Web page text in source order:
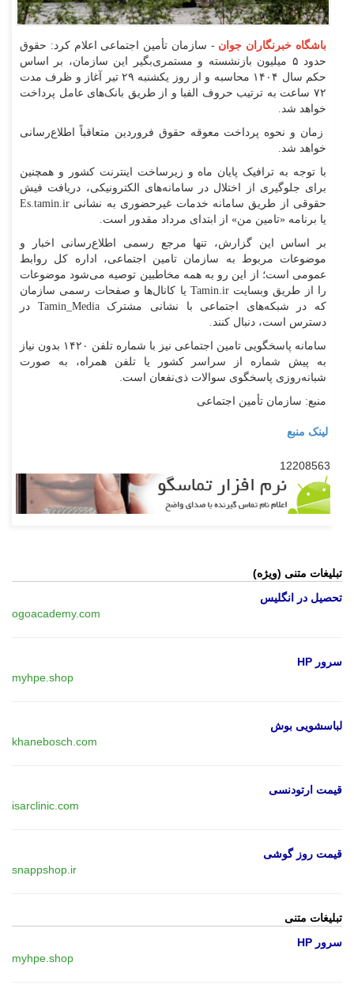
باشگاه خبرنگاران جوان - سازمان تأمین اجتماعی اعلام کرد: حقوق
حدود ۵ میلیون بازنشسته و مستمری‌بگیر این سازمان، بر اساس
حکم سال ۱۴۰۴ محاسبه و از روز یکشنبه ۲۹ تیر آغاز و ظرف مدت
۷۲ ساعت به ترتیب حروف الفبا و از طریق بانک‌های عامل پرداخت
خواهد شد.
زمان و نحوه پرداخت معوقه حقوق فروردین متعاقباً اطلاع‌رسانی
خواهد شد.
با توجه به ترافیک پایان ماه و زیرساخت اینترنت کشور و همچنین
برای جلوگیری از اختلال در سامانه‌های الکترونیکی، دریافت فیش
حقوقی از طریق سامانه خدمات غیرحضوری به نشانی Es.tamin.ir
یا برنامه «تامین من» از ابتدای مرداد مقدور است.
بر اساس این گزارش، تنها مرجع رسمی اطلاع‌رسانی اخبار و
موضوعات مربوط به سازمان تامین اجتماعی، اداره کل روابط
عمومی است؛ از این رو به همه مخاطبین توصیه می‌شود موضوعات
را از طریق وبسایت Tamin.ir یا کانال‌ها و صفحات رسمی سازمان
که در شبکه‌های اجتماعی با نشانی مشترک Tamin_Media در
دسترس است، دنبال کنند.
سامانه پاسخگویی تامین اجتماعی نیز با شماره تلفن ۱۴۲۰ بدون نیاز
به پیش شماره از سراسر کشور یا تلفن همراه، به صورت
شبانه‌روزی پاسخگوی سوالات ذی‌نفعان است.
منبع: سازمان تأمین اجتماعی
لینک منبع
12208563
تبلیغات متنی (ویژه)
تحصیل در انگلیس
ogoacademy.com
سرور HP
myhpe.shop
لباسشویی بوش
khanebosch.com
قیمت ارتودنسی
isarclinic.com
قیمت روز گوشی
snappshop.ir
تبلیغات متنی
سرور HP
myhpe.shop